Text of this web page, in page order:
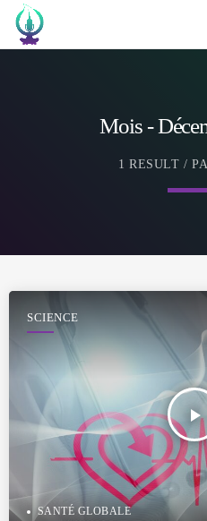
Mois -
1 RESULT /
SCIENCE
play_arrow
SANTÉ GLOBALE